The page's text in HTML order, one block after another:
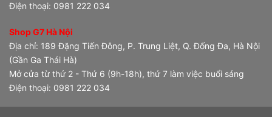
Điện thoại: 0981 222 034
Shop G7 Hà Nội
Địa chỉ: 189 Đặng Tiến Đông, P. Trung Liệt, Q. Đống Đa, Hà Nội
(Gần Ga Thái Hà)
Mở cửa từ thứ 2 - Thứ 6 (9h-18h), thứ 7 làm việc buổi sáng
Điện thoại: 0981 222 034